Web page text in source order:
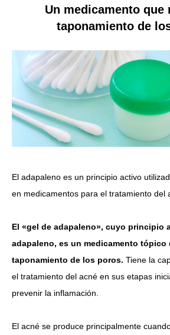
Un medicamento que
taponamiento de
El adapaleno es un principio activo
en medicamentos para el tratamiento del
El «gel de adapaleno», cuyo principio
adapaleno, es un medicamento tópico
taponamiento de los poros. Tiene la
el tratamiento del acné en sus etapas
prevenir la inflamación.
El acné se produce principalmente